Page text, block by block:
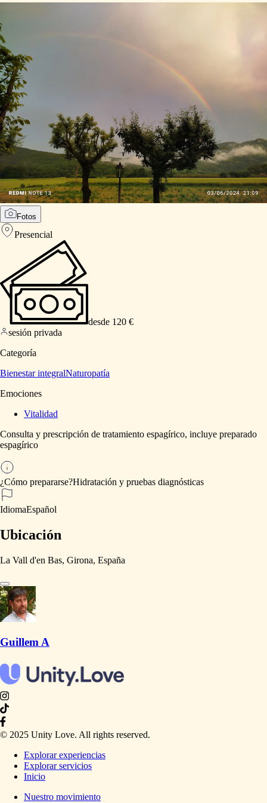
Fotos
Presencial
desde 120 €
sesión privada
Categoría
Bienestar integralNaturopatía
Emociones
Vitalidad
Consulta y prescripción de tratamiento espagírico, incluye preparado
espagírico
¿Cómo prepararse?Hidratación y pruebas diagnósticas
IdiomaEspañol
Ubicación
La Vall d'en Bas, Girona, España
Guillem A
© 2025 Unity Love. All rights reserved.
Explorar experiencias
Explorar servicios
Inicio
Nuestro movimiento